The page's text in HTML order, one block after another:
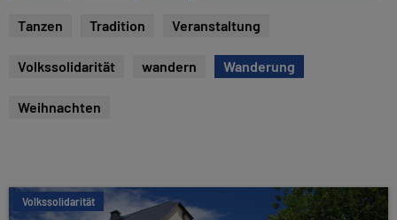
Tanzen Tradition Veranstaltung
Volkssolidarität wandern Wanderung
Weihnachten
Volkssolidarität